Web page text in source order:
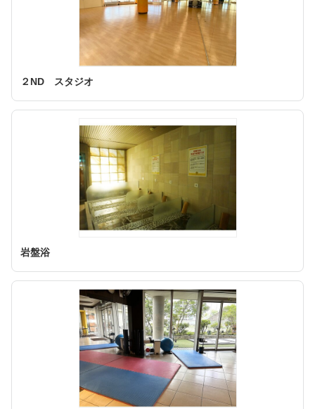
２ND スタジオ
岩盤浴